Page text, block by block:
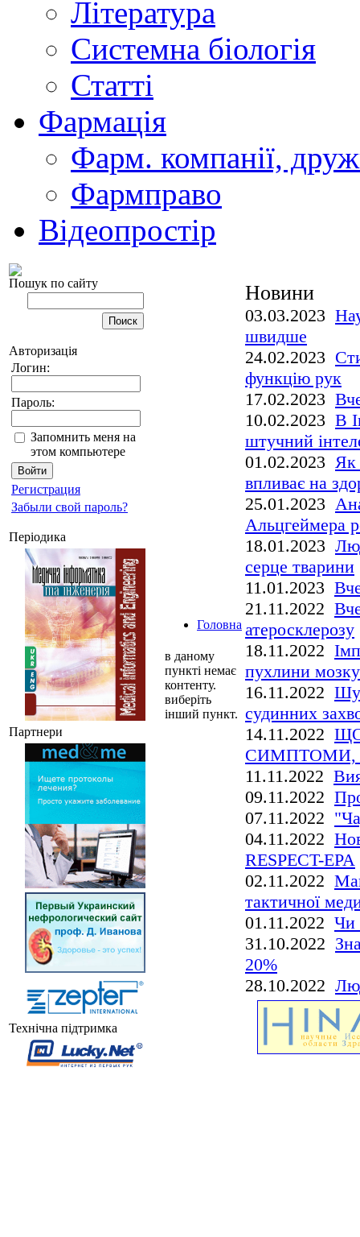
Література
Системна біологія
Статті
Фармація
Фарм. компанії,
Фармправо
Відеопростір
Пошук по сайту
Авторизація
Логин:
Пароль:
Запомнить меня на
этом компьютере
Регистрация
Забыли свой пароль?
Періодика
Партнери
Технічна підтримка
Головна
в даному
пункті немає
контенту.
виберіть
інший пункт.
Новини
03.03.2023
швидше
24.02.2023
функцію рук
17.02.2023
10.02.2023 В
штучний
01.02.2023 Як
впливає на
25.01.2023
Альцгеймера
18.01.2023
серце тварини
11.01.2023
21.11.2022
атеросклерозу
18.11.2022
пухлини мозку
16.11.2022
судинних
14.11.2022
СИМПТОМИ,
11.11.2022
09.11.2022
07.11.2022
04.11.2022
RESPECT-EPA
02.11.2022
тактичної
01.11.2022 Чи
31.10.2022
20%
28.10.2022